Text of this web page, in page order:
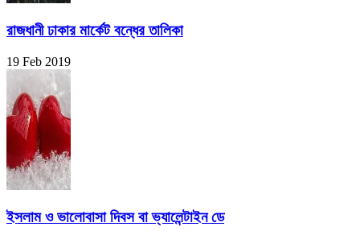
রাজধানী ঢাকার মার্কেট বন্ধের তালিকা
19 Feb 2019
ইসলাম ও ভালোবাসা দিবস বা ভ্যালেন্টাইন ডে